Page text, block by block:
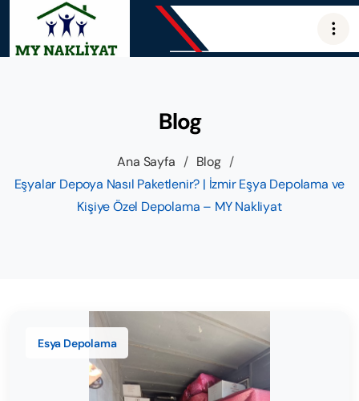
Blog
Ana Sayfa / Blog /
Eşyalar Depoya Nasıl Paketlenir? | İzmir Eşya Depolama ve
Kişiye Özel Depolama – MY Nakliyat
Esya Depolama